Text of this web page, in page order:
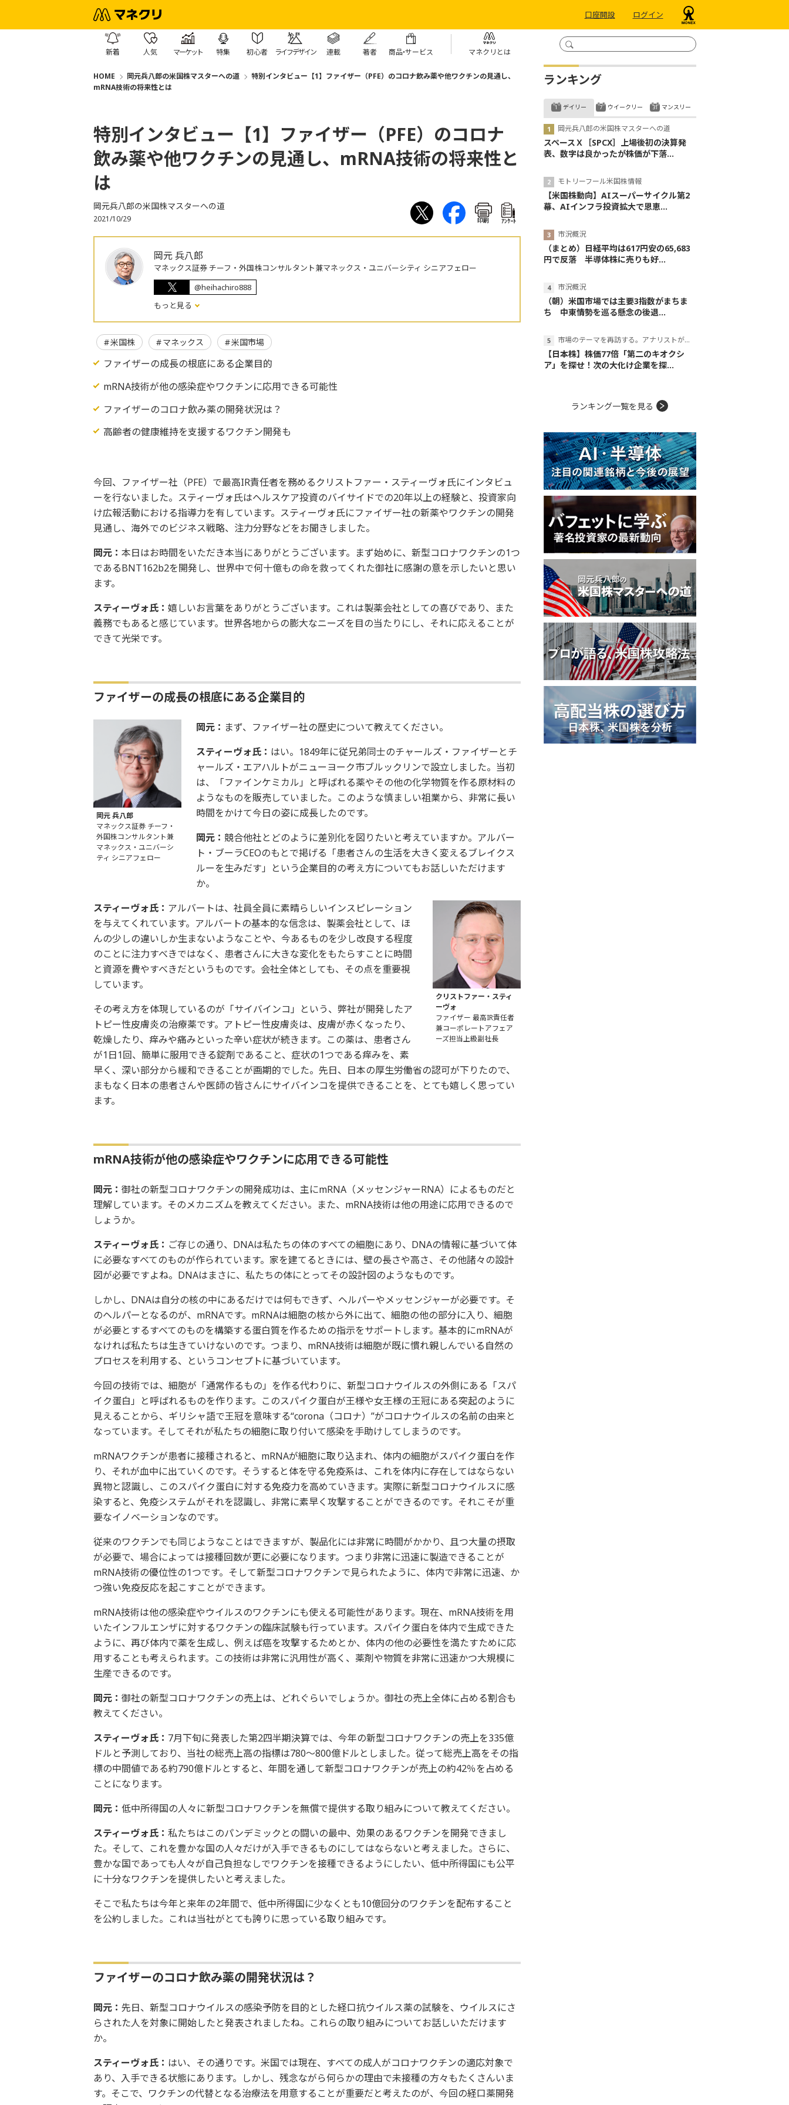
口座開設 ログイン
新着 人気 マーケット 特集 初心者 ライフデザイン 連載 著者 商品・サービス マネクリとは
HOME 岡元兵八郎の米国株マスターへの道
特別インタビュー【1】ファイザー（PFE）のコロナ飲み薬や他ワクチンの見通し、
mRNA技術の将来性とは
特別インタビュー【1】ファイザー（PFE）のコロナ
飲み薬や他ワクチンの見通し、mRNA技術の将来性と
は
岡元兵八郎の米国株マスターへの道
2021/10/29 印刷 ｱﾝｹｰﾄ
岡元 兵八郎
マネックス証券 チーフ・外国株コンサルタント兼マネックス・ユニバーシティ シニアフェロー
@heihachiro888
もっと見る
米国株 マネックス 米国市場
ファイザーの成長の根底にある企業目的
mRNA技術が他の感染症やワクチンに応用できる可能性
ファイザーのコロナ飲み薬の開発状況は？
高齢者の健康維持を支援するワクチン開発も
今回、ファイザー社（PFE）で最高IR責任者を務めるクリストファー・スティーヴォ氏にインタビュ
ーを行ないました。スティーヴォ氏はヘルスケア投資のバイサイドでの20年以上の経験と、投資家向
け広報活動における指導力を有しています。スティーヴォ氏にファイザー社の新薬やワクチンの開発
見通し、海外でのビジネス戦略、注力分野などをお聞きしました。
岡元： 本日はお時間をいただき本当にありがとうございます。まず始めに、新型コロナワクチンの1つ
であるBNT162b2を開発し、世界中で何十億もの命を救ってくれた御社に感謝の意を示したいと思い
ます。
スティーヴォ氏： 嬉しいお言葉をありがとうございます。これは製薬会社としての喜びであり、また
義務でもあると感じています。世界各地からの膨大なニーズを目の当たりにし、それに応えることが
できて光栄です。
ファイザーの成長の根底にある企業目的
岡元 兵八郎
マネックス証券 チーフ・
外国株コンサルタント兼
マネックス・ユニバーシ
ティ シニアフェロー
岡元： まず、ファイザー社の歴史について教えてください。
スティーヴォ氏： はい。1849年に従兄弟同士のチャールズ・ファイザーとチ
ャールズ・エアハルトがニューヨーク市ブルックリンで設立しました。当初
は、「ファインケミカル」と呼ばれる薬やその他の化学物質を作る原材料の
ようなものを販売していました。このような慎ましい祖業から、非常に長い
時間をかけて今日の姿に成長したのです。
岡元： 競合他社とどのように差別化を図りたいと考えていますか。アルバー
ト・ブーラCEOのもとで掲げる「患者さんの生活を大きく変えるブレイクス
ルーを生みだす」という企業目的の考え方についてもお話しいただけます
か。
クリストファー・スティ
ーヴォ
ファイザー 最高IR責任者
兼コーポレートアフェア
ーズ担当上級副社長
スティーヴォ氏： アルバートは、社員全員に素晴らしいインスピレーション
を与えてくれています。アルバートの基本的な信念は、製薬会社として、ほ
んの少しの違いしか生まないようなことや、今あるものを少し改良する程度
のことに注力すべきではなく、患者さんに大きな変化をもたらすことに時間
と資源を費やすべきだというものです。会社全体としても、その点を重要視
しています。
その考え方を体現しているのが「サイバインコ」という、弊社が開発したア
トピー性皮膚炎の治療薬です。アトピー性皮膚炎は、皮膚が赤くなったり、
乾燥したり、痒みや痛みといった辛い症状が続きます。この薬は、患者さん
が1日1回、簡単に服用できる錠剤であること、症状の1つである痒みを、素
早く、深い部分から緩和できることが画期的でした。先日、日本の厚生労働省の認可が下りたので、
まもなく日本の患者さんや医師の皆さんにサイバインコを提供できることを、とても嬉しく思ってい
ます。
mRNA技術が他の感染症やワクチンに応用できる可能性
岡元： 御社の新型コロナワクチンの開発成功は、主にmRNA（メッセンジャーRNA）によるものだと
理解しています。そのメカニズムを教えてください。また、mRNA技術は他の用途に応用できるので
しょうか。
スティーヴォ氏： ご存じの通り、DNAは私たちの体のすべての細胞にあり、DNAの情報に基づいて体
に必要なすべてのものが作られています。家を建てるときには、壁の長さや高さ、その他諸々の設計
図が必要ですよね。DNAはまさに、私たちの体にとってその設計図のようなものです。
しかし、DNAは自分の核の中にあるだけでは何もできず、ヘルパーやメッセンジャーが必要です。そ
のヘルパーとなるのが、mRNAです。mRNAは細胞の核から外に出て、細胞の他の部分に入り、細胞
が必要とするすべてのものを構築する蛋白質を作るための指示をサポートします。基本的にmRNAが
なければ私たちは生きていけないのです。つまり、mRNA技術は細胞が既に慣れ親しんでいる自然の
プロセスを利用する、というコンセプトに基づいています。
今回の技術では、細胞が「通常作るもの」を作る代わりに、新型コロナウイルスの外側にある「スパ
イク蛋白」と呼ばれるものを作ります。このスパイク蛋白が王様や女王様の王冠にある突起のように
見えることから、ギリシャ語で王冠を意味する“corona（コロナ）”がコロナウイルスの名前の由来と
なっています。そしてそれが私たちの細胞に取り付いて感染を手助けしてしまうのです。
mRNAワクチンが患者に接種されると、mRNAが細胞に取り込まれ、体内の細胞がスパイク蛋白を作
り、それが血中に出ていくのです。そうすると体を守る免疫系は、これを体内に存在してはならない
異物と認識し、このスパイク蛋白に対する免疫力を高めていきます。実際に新型コロナウイルスに感
染すると、免疫システムがそれを認識し、非常に素早く攻撃することができるのです。それこそが重
要なイノベーションなのです。
従来のワクチンでも同じようなことはできますが、製品化には非常に時間がかかり、且つ大量の摂取
が必要で、場合によっては接種回数が更に必要になります。つまり非常に迅速に製造できることが
mRNA技術の優位性の1つです。そして新型コロナワクチンで見られたように、体内で非常に迅速、か
つ強い免疫反応を起こすことができます。
mRNA技術は他の感染症やウイルスのワクチンにも使える可能性があります。現在、mRNA技術を用
いたインフルエンザに対するワクチンの臨床試験も行っています。スパイク蛋白を体内で生成できた
ように、再び体内で薬を生成し、例えば癌を攻撃するためとか、体内の他の必要性を満たすために応
用することも考えられます。この技術は非常に汎用性が高く、薬剤や物質を非常に迅速かつ大規模に
生産できるのです。
岡元： 御社の新型コロナワクチンの売上は、どれぐらいでしょうか。御社の売上全体に占める割合も
教えてください。
スティーヴォ氏： 7月下旬に発表した第2四半期決算では、今年の新型コロナワクチンの売上を335億
ドルと予測しており、当社の総売上高の指標は780～800億ドルとしました。従って総売上高をその指
標の中間値である約790億ドルとすると、年間を通して新型コロナワクチンが売上の約42％を占める
ことになります。
岡元： 低中所得国の人々に新型コロナワクチンを無償で提供する取り組みについて教えてください。
スティーヴォ氏： 私たちはこのパンデミックとの闘いの最中、効果のあるワクチンを開発できまし
た。そして、これを豊かな国の人々だけが入手できるものにしてはならないと考えました。さらに、
豊かな国であっても人々が自己負担なしでワクチンを接種できるようにしたい、低中所得国にも公平
に十分なワクチンを提供したいと考えました。
そこで私たちは今年と来年の2年間で、低中所得国に少なくとも10億回分のワクチンを配布すること
を公約しました。これは当社がとても誇りに思っている取り組みです。
ファイザーのコロナ飲み薬の開発状況は？
岡元： 先日、新型コロナウイルスの感染予防を目的とした経口抗ウイルス薬の試験を、ウイルスにさ
らされた人を対象に開始したと発表されましたね。これらの取り組みについてお話しいただけます
か。
スティーヴォ氏： はい、その通りです。米国では現在、すべての成人がコロナワクチンの適応対象で
あり、入手できる状態にあります。しかし、残念ながら何らかの理由で未接種の方々もたくさんいま
す。そこで、ワクチンの代替となる治療法を用意することが重要だと考えたのが、今回の経口薬開発
ランキング
デイリー
岡元兵八郎の米国株マスターへの道
スペースＸ［SPCX］上場後初の決算発
表、数字は良かったが株価が下落...
モトリーフール米国株情報
【米国株動向】AIスーパーサイクル第2
幕、AIインフラ投資拡大で恩恵...
市況概況
（まとめ）日経平均は617円安の65,683
円で反落 半導体株に売りも好...
市況概況
（朝）米国市場では主要3指数がまちま
ち 中東情勢を巡る懸念の後退...
市場のテーマを再訪する。アナリストが読み解くテーマの本質
【日本株】株価77倍「第二のキオクシ
ア」を探せ！次の大化け企業を探...
ウイークリー マンスリー
ランキング一覧を見る